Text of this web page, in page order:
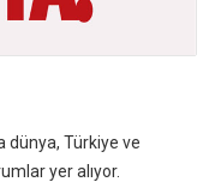
dünya, Türkiye ve
yer alıyor.